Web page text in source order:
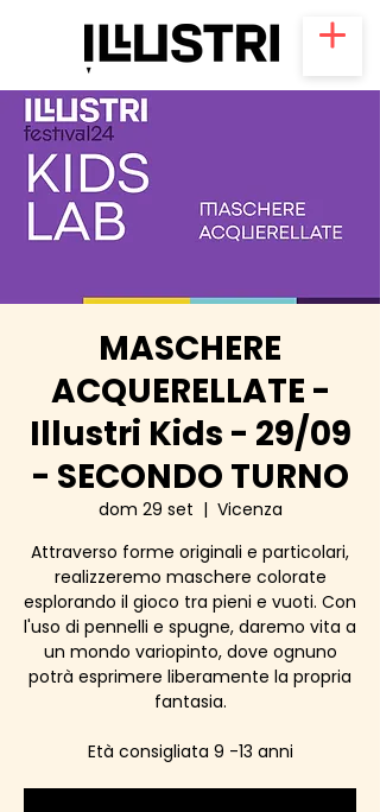
MASCHERE
ACQUERELLATE -
Illustri Kids - 29/09
- SECONDO TURNO
dom 29 set
  |
Vicenza
Attraverso forme originali e particolari,
realizzeremo maschere colorate
esplorando il gioco tra pieni e vuoti. Con
l'uso di pennelli e spugne, daremo vita a
un mondo variopinto, dove ognuno
potrà esprimere liberamente la propria
fantasia.
Età consigliata 9 -13 anni